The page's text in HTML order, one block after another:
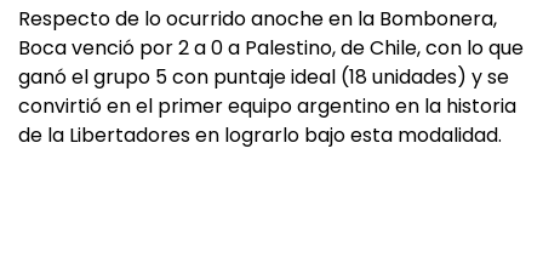
Respecto de lo ocurrido anoche en la Bombonera,
Boca venció por 2 a 0 a Palestino, de Chile, con lo que
ganó el grupo 5 con puntaje ideal (18 unidades) y se
convirtió en el primer equipo argentino en la historia
de la Libertadores en lograrlo bajo esta modalidad.